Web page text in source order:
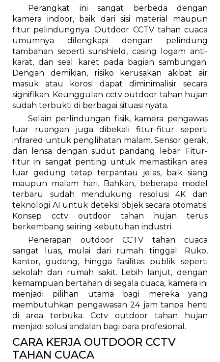
Perangkat ini sangat berbeda dengan
kamera indoor, baik dari sisi material maupun
fitur pelindungnya. Outdoor CCTV tahan cuaca
umumnya dilengkapi dengan pelindung
tambahan seperti sunshield, casing logam anti-
karat, dan seal karet pada bagian sambungan.
Dengan demikian, risiko kerusakan akibat air
masuk atau korosi dapat diminimalisir secara
signifikan. Keunggulan cctv outdoor tahan hujan
sudah terbukti di berbagai situasi nyata.
Selain perlindungan fisik, kamera pengawas
luar ruangan juga dibekali fitur-fitur seperti
infrared untuk penglihatan malam. Sensor gerak,
dan lensa dengan sudut pandang lebar. Fitur-
fitur ini sangat penting untuk memastikan area
luar gedung tetap terpantau jelas, baik siang
maupun malam hari. Bahkan, beberapa model
terbaru sudah mendukung resolusi 4K dan
teknologi AI untuk deteksi objek secara otomatis.
Konsep cctv outdoor tahan hujan terus
berkembang seiring kebutuhan industri.
Penerapan outdoor CCTV tahan cuaca
sangat luas, mulai dari rumah tinggal. Ruko,
kantor, gudang, hingga fasilitas publik seperti
sekolah dan rumah sakit. Lebih lanjut, dengan
kemampuan bertahan di segala cuaca, kamera ini
menjadi pilihan utama bagi mereka yang
membutuhkan pengawasan 24 jam tanpa henti
di area terbuka. Cctv outdoor tahan hujan
menjadi solusi andalan bagi para profesional.
CARA KERJA OUTDOOR CCTV
TAHAN CUACA